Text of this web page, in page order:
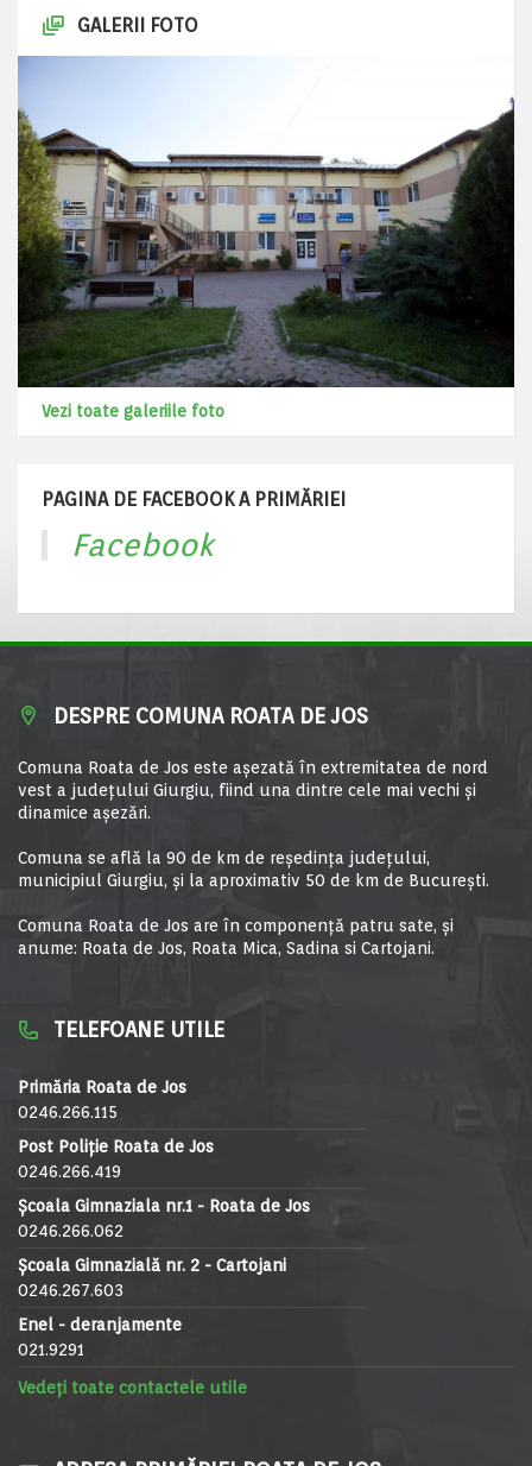
GALERII FOTO
Vezi toate galeriile foto
PAGINA DE FACEBOOK A PRIMĂRIEI
Facebook
DESPRE COMUNA ROATA DE JOS
Comuna Roata de Jos este aşezată în extremitatea de nord
vest a judeţului Giurgiu, fiind una dintre cele mai vechi şi
dinamice aşezări.
Comuna se află la 90 de km de reşedinţa judeţului,
municipiul Giurgiu, şi la aproximativ 50 de km de Bucureşti.
Comuna Roata de Jos are în componență patru sate, și
anume: Roata de Jos, Roata Mica, Sadina si Cartojani.
TELEFOANE UTILE
Primăria Roata de Jos
0246.266.115
Post Poliție Roata de Jos
0246.266.419
Școala Gimnaziala nr.1 - Roata de Jos
0246.266.062
Școala Gimnazială nr. 2 - Cartojani
0246.267.603
Enel - deranjamente
021.9291
Vedeți toate contactele utile